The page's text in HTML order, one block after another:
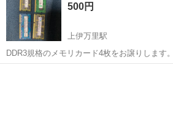
を購入、普通に使用してました...
500円
上伊万里駅
DDR3規格のメモリカード4枚をお譲りします
いつか使うかもと思い保管しておりましたが